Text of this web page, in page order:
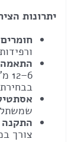
יתרונות
צורך